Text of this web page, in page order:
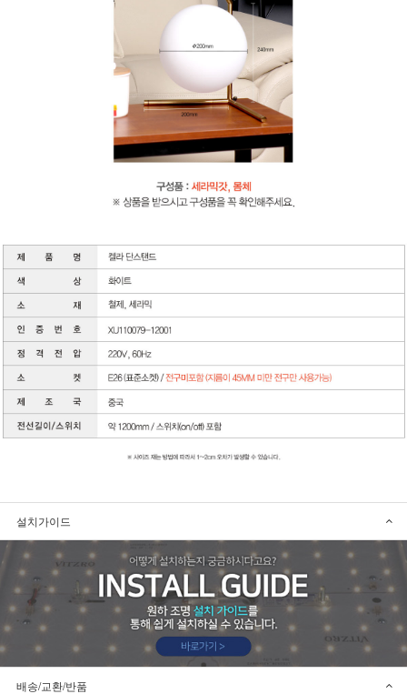
설치가이드
배송/교환/반품